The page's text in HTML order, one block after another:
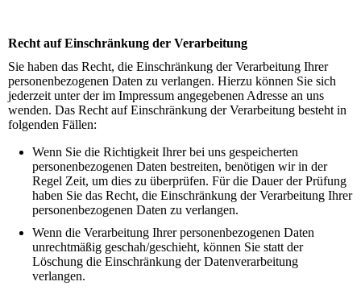
Recht auf Einschränkung der Verarbeitung
Sie haben das Recht, die Einschränkung der Verarbeitung Ihrer
personenbezogenen Daten zu verlangen. Hierzu können Sie sich
jederzeit unter der im Impressum angegebenen Adresse an uns
wenden. Das Recht auf Einschränkung der Verarbeitung besteht in
folgenden Fällen:
Wenn Sie die Richtigkeit Ihrer bei uns gespeicherten
personenbezogenen Daten bestreiten, benötigen wir in der
Regel Zeit, um dies zu überprüfen. Für die Dauer der Prüfung
haben Sie das Recht, die Einschränkung der Verarbeitung Ihrer
personenbezogenen Daten zu verlangen.
Wenn die Verarbeitung Ihrer personenbezogenen Daten
unrechtmäßig geschah/geschieht, können Sie statt der
Löschung die Einschränkung der Datenverarbeitung
verlangen.